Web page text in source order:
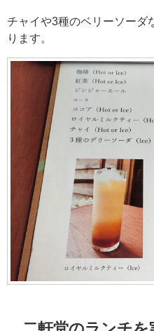
チャイや3種のベリーソーダ
ります。